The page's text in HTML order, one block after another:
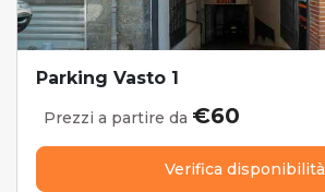
Parking Vasto 1
Prezzi a partire da €60
Verifica disponibilità